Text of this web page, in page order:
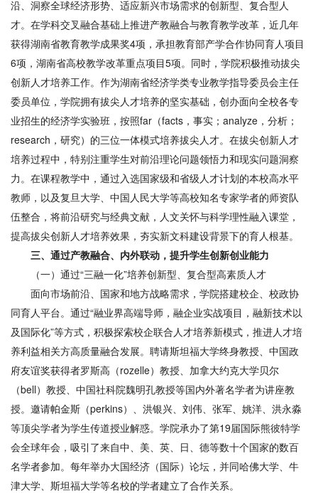
沿、洞察全球经济形势、适应新兴市场需求的创新型、复合型人
才。在学科交叉融合基础上推进产教融合与教育教学改革，近几年
获得湖南省教育教学成果奖4项，承担教育部产学合作协同育人项目
6项，湖南省高校教学改革重点项目5项。同时，学院积极推动拔尖
创新人才培养工作。作为湖南省经济学类专业教学指导委员会主任
委员单位，学院拥有拔尖人才培养的坚实基础，创办面向全校各专
业招生的经济学实验班，按照far（facts，事实；analyze，分析；
research，研究）的三位一体模式培养拔尖人才。在拔尖创新人才
培养过程中，特别注重学生对前沿理论问题领悟力和现实问题洞察
力。在课程教学中，通过入选国家级和省级人才计划的本校高水平
教师，以及复旦大学、中国人民大学等高校知名专家学者的师资队
伍整合，将前沿研究与经典文献，人文关怀与科学理性融入课堂，
提高拔尖创新人才培养效果，夯实新文科建设背景下的育人根基。
三、 通过产教融合、内外联动，提升学生创新创业能力
（一）通过“三融一化”培养创新型、复合型高素质人才
面向市场前沿、国家和地方战略需求，学院搭建校企、校政协
同育人平台。通过“融业界高端导师，融企业实战项目，融新技术以
及国际化”等方式，积极探索校企联合人才培养新模式，推进人才培
养利益相关方高质量融合发展。聘请斯坦福大学终身教授、中国政
府友谊奖获得者罗斯高（rozelle）教授、加拿大约克大学贝尔
（bell）教授、中国社科院魏明孔教授等国内外著名学者为讲座教
授。邀请帕金斯（perkins）、洪银兴、刘伟、张军、姚洋、洪永淼
等顶尖学者为学生传道授业解惑。学院承办了第19届国际熊彼特学
会全球年会，吸引了来自中、美、英、日、德等数十个国家的数百
名学者参加。每年举办大国经济（国际）论坛，并同哈佛大学、牛
津大学、斯坦福大学等名校的学者建立了合作关系。